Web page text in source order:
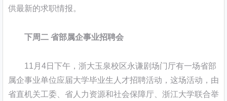
供最新的求职情报。
下周二 省部属企事业招聘会
11月4日下午，浙大玉泉校区永谦剧场门厅有一场省部
属企事业单位应届大学毕业生人才招聘活动，这场活动，由
省直机关工委、省人力资源和社会保障厅、浙江大学联合举